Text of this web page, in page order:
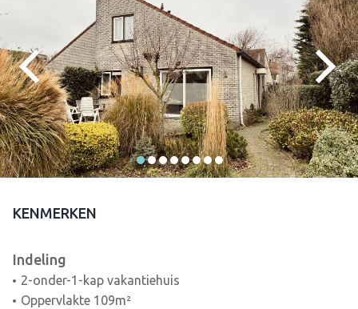
KENMERKEN
Indeling
2-onder-1-kap vakantiehuis
Oppervlakte 109m²